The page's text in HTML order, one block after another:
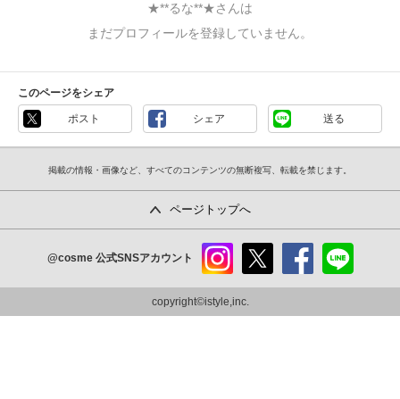
★**るな**★さんは
まだプロフィールを登録していません。
このページをシェア
ポスト シェア 送る
掲載の情報・画像など、すべてのコンテンツの無断複写、転載を禁じます。
ページトップへ
@cosme 公式SNSアカウント
ram
copyright©istyle,inc.